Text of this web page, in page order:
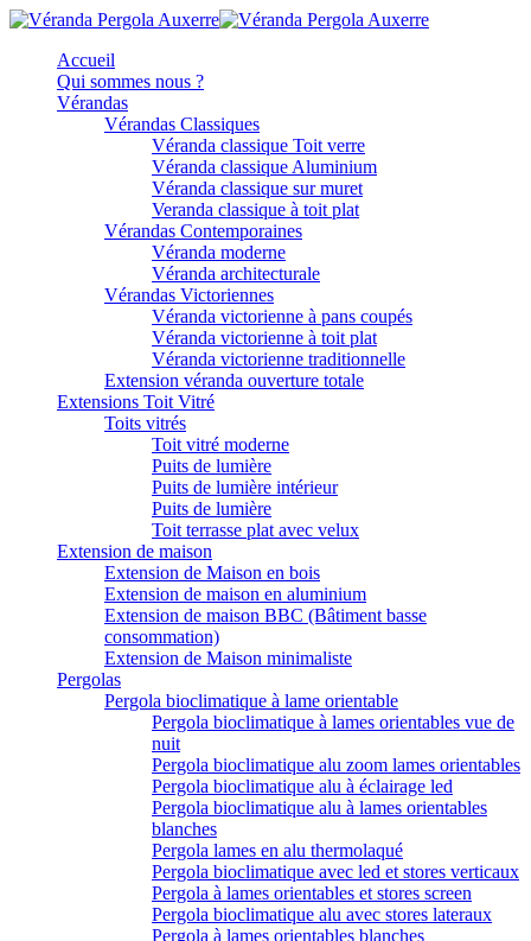
Accueil
Qui sommes nous ?
Vérandas
Vérandas Classiques
Véranda classique Toit verre
Véranda classique Aluminium
Véranda classique sur muret
Veranda classique à toit plat
Vérandas Contemporaines
Véranda moderne
Véranda architecturale
Vérandas Victoriennes
Véranda victorienne à pans coupés
Véranda victorienne à toit plat
Véranda victorienne traditionnelle
Extension véranda ouverture totale
Extensions Toit Vitré
Toits vitrés
Toit vitré moderne
Puits de lumière
Puits de lumière intérieur
Puits de lumière
Toit terrasse plat avec velux
Extension de maison
Extension de Maison en bois
Extension de maison en aluminium
Extension de maison BBC (Bâtiment basse
consommation)
Extension de Maison minimaliste
Pergolas
Pergola bioclimatique à lame orientable
Pergola bioclimatique à lames orientables vue de
nuit
Pergola bioclimatique alu zoom lames orientables
Pergola bioclimatique alu à éclairage led
Pergola bioclimatique alu à lames orientables
blanches
Pergola lames en alu thermolaqué
Pergola bioclimatique avec led et stores verticaux
Pergola à lames orientables et stores screen
Pergola bioclimatique alu avec stores lateraux
Pergola à lames orientables blanches